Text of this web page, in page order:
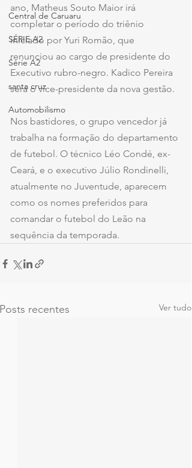
Central de Caruaru
SÉRIE A2
Série A2
santa cruz
Automobilismo
ano, Matheus Souto Maior irá
completar o período do triênio
iniciado por Yuri Romão, que
renunciou ao cargo de presidente do
Executivo rubro-negro. Kadico Pereira
será o vice-presidente da nova gestão.
Nos bastidores, o grupo vencedor já
trabalha na formação do departamento
de futebol. O técnico Léo Condé, ex-
Ceará, e o executivo Júlio Rondinelli,
atualmente no Juventude, aparecem
como os nomes preferidos para
comandar o futebol do Leão na
sequência da temporada.
Posts recentes Ver tudo